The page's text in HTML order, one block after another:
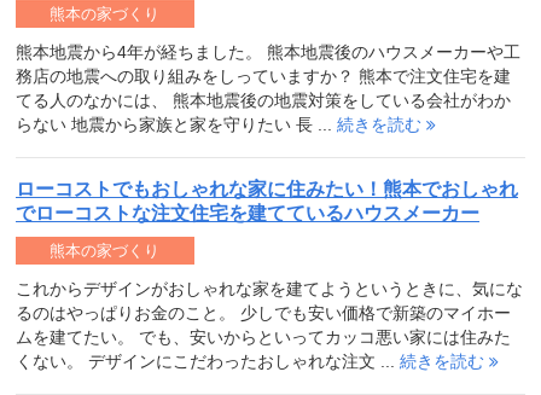
熊本地震から4年が経ちました。 熊本地震後のハウスメーカーや工
務店の地震への取り組みをしっていますか？ 熊本で注文住宅を建
てる人のなかには、 熊本地震後の地震対策をしている会社がわか
らない 地震から家族と家を守りたい 長 ... 続きを読む
熊本の家づくり
ローコストでもおしゃれな家に住みたい！熊本でおしゃれ
でローコストな注文住宅を建てているハウスメーカー
これからデザインがおしゃれな家を建てようというときに、気にな
るのはやっぱりお金のこと。 少しでも安い価格で新築のマイホー
ムを建てたい。 でも、安いからといってカッコ悪い家には住みた
くない。 デザインにこだわったおしゃれな注文 ... 続きを読む
熊本の家づくり